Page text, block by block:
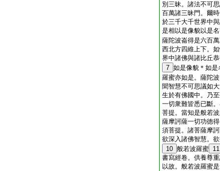
別三昧。諸法不可
百萬諸三昧門。爾
於三千大千世界中
是相以是像貌以是
薩陀波崙得是六百
西北方四維上下。
界中諸佛與諸比丘
7 如是像貌＊如是
羅蜜亦如是。薩陀
聞智慧不可思議如
生於有佛國中。乃
一切衆難皆悉已斷
菩提。當知是般若
薩摩訶薩一切功徳
須菩提。諸菩薩摩
欲深入諸佛智慧。
10 般若波羅蜜 11
書寫經卷。供養尊
以故。般若波羅蜜